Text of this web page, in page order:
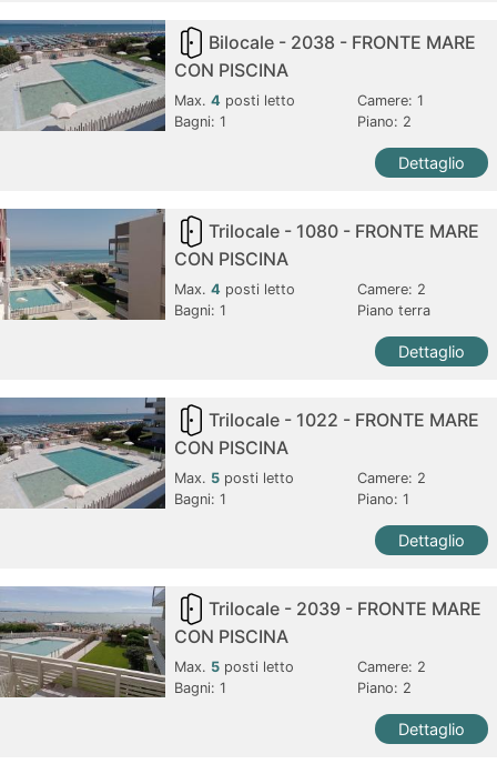
Bilocale - 2038 - FRONTE MARE
CON PISCINA
Max.4 posti letto Camere:1
Bagni:1 Piano: 2
Dettaglio
Trilocale - 1080 - FRONTE MARE
CON PISCINA
Max.4 posti letto Camere: 2
Bagni:1 Piano terra
Dettaglio
Trilocale - 1022 - FRONTE MARE
CON PISCINA
Max. 5 posti letto Camere: 2
Bagni:1 Piano: 1
Dettaglio
Trilocale - 2039 - FRONTE MARE
CON PISCINA
Max. 5 posti letto Camere: 2
Bagni:1 Piano: 2
Dettaglio